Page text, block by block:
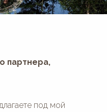
партнера,
под мой